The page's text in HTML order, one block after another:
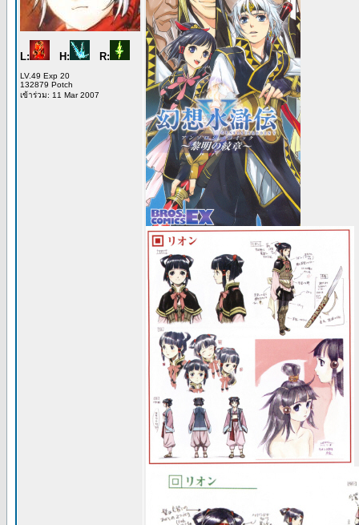
L: H: R:
LV.49 Exp 20
132879 Potch
เข้าร่วม: 11 Mar 2007